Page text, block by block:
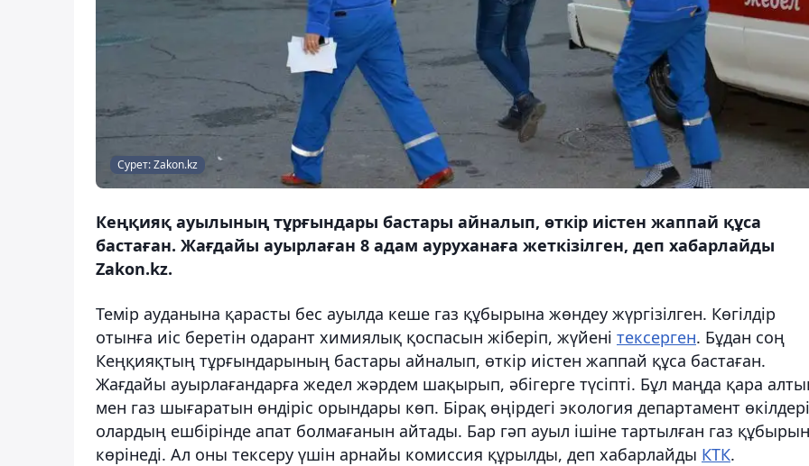
Сурет: Zakon.kz
Кеңқияқ ауылының тұрғындары бастары айналып, өткір иістен жаппай құса
бастаған. Жағдайы ауырлаған 8 адам ауруханаға жеткізілген, деп хабарлайды
Zakon.kz.
Темір ауданына қарасты бес ауылда кеше газ құбырына жөндеу жүргізілген. Көгілдір
отынға иіс беретін одарант химиялық қоспасын жіберіп, жүйені тексерген. Бұдан соң
Кеңқияқтың тұрғындарының бастары айналып, өткір иістен жаппай құса бастаған.
Жағдайы ауырлағандарға жедел жәрдем шақырып, әбігерге түсіпті. Бұл маңда қара
мен газ шығаратын өндіріс орындары көп. Бірақ өңірдегі экология департамент өкілдері
олардың ешбірінде апат болмағанын айтады. Бар гәп ауыл ішіне тартылған газ
көрінеді. Ал оны тексеру үшін арнайы комиссия құрылды, деп хабарлайды КТК.